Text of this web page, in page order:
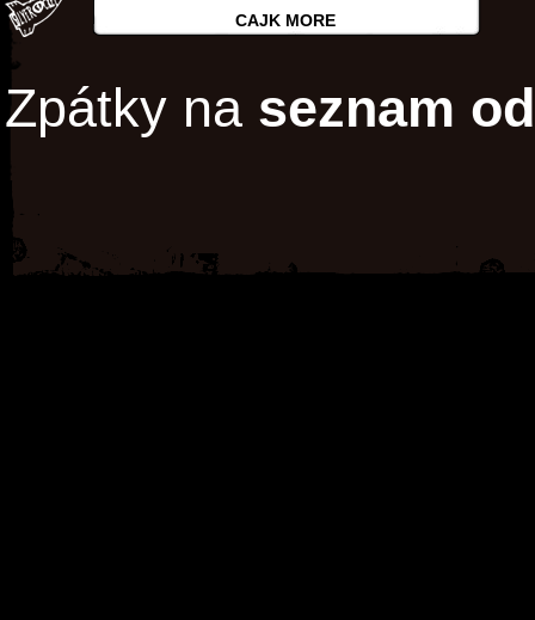
CAJK MORE
Zpátky na seznam